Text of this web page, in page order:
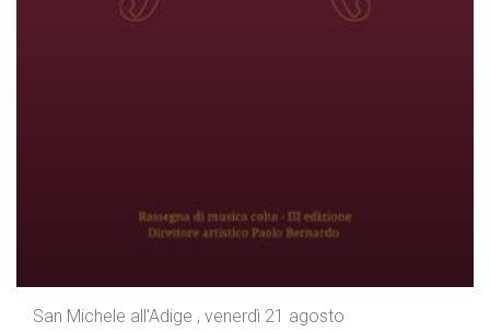
San Michele all'Adige , venerdì 21 agosto